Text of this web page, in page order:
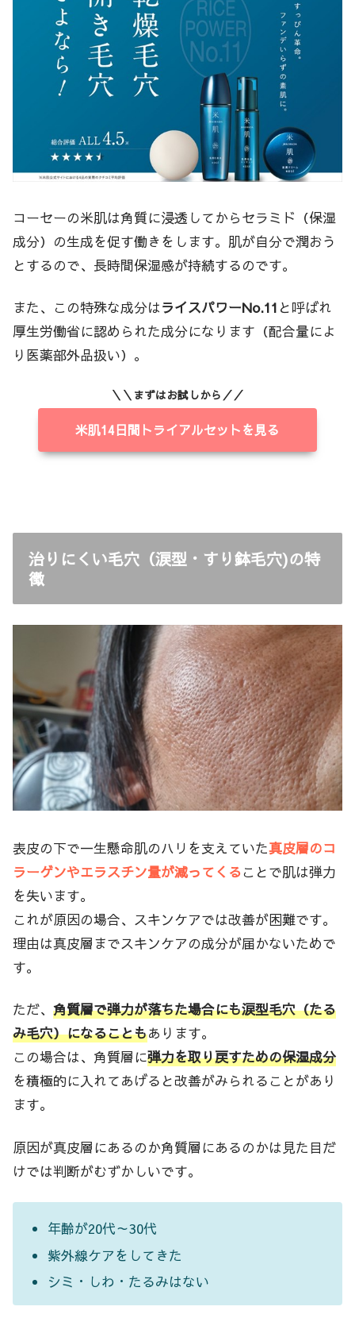
コーセーの米肌は角質に浸透してからセラミド（保湿
成分）の生成を促す働きをします。肌が自分で潤おう
とするので、長時間保湿感が持続するのです。
また、この特殊な成分はライスパワーNo.11 と呼ばれ
厚生労働省に認められた成分になります（配合量によ
り医薬部外品扱い）。
＼＼まずはお試しから／／
米肌14日間トライアルセットを見る
治りにくい毛穴（涙型・すり鉢毛穴)の特
徴
表皮の下で一生懸命肌のハリを支えていた真皮層のコ
ラーゲンやエラスチン量が減ってくることで肌は弾力
を失います。
これが原因の場合、スキンケアでは改善が困難です。
理由は真皮層までスキンケアの成分が届かないためで
す。
ただ、 角質層で弾力が落ちた場合にも涙型毛穴（たる
み毛穴）になることもあります。
この場合は、角質層に弾力を取り戻すための保湿成分
を積極的に入れてあげると改善がみられることがあり
ます。
原因が真皮層にあるのか角質層にあるのかは見た目だ
けでは判断がむずかしいです。
年齢が20代～30代
紫外線ケアをしてきた
シミ・しわ・たるみはない